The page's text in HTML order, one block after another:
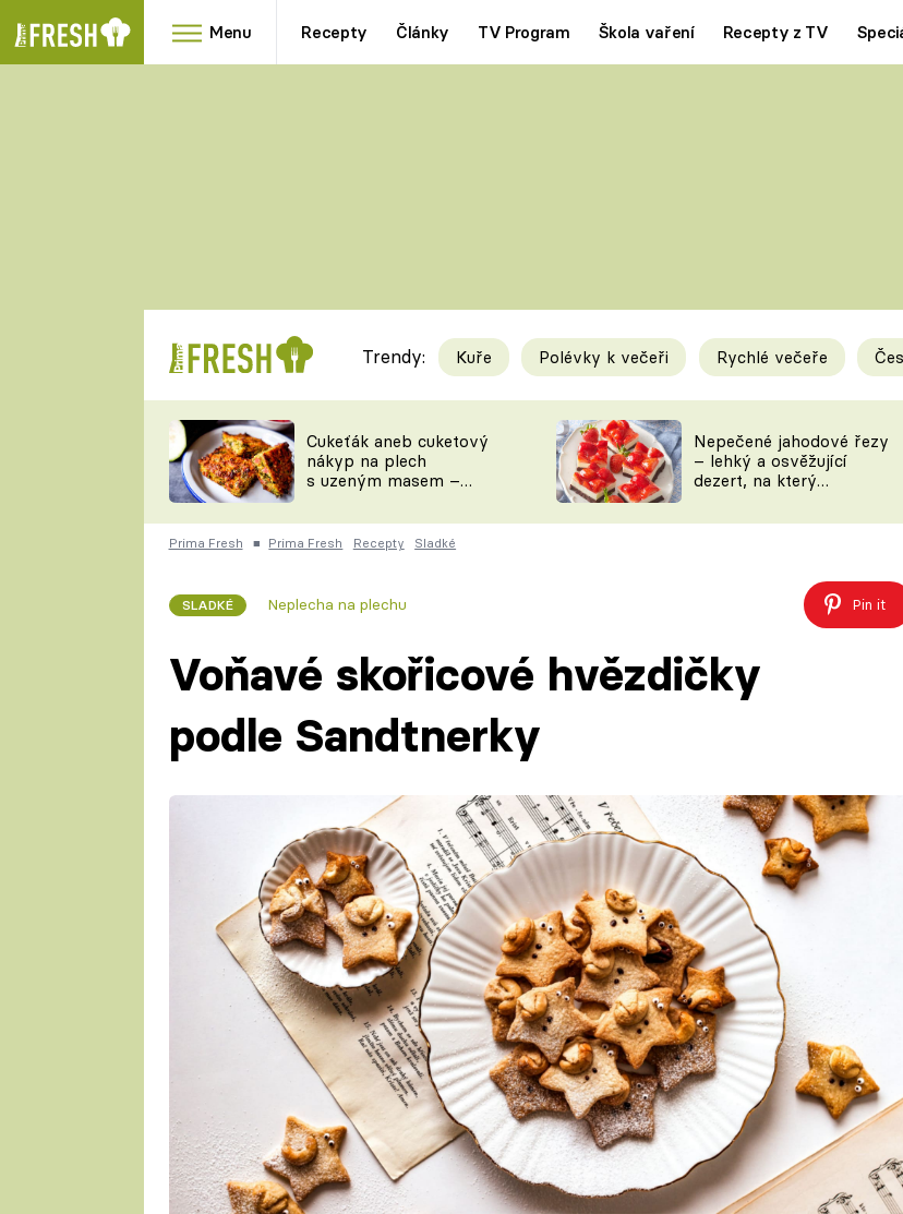
Menu Recepty Články TV Program Škola vaření Recepty z TV
RYCHLOVKY
Videorecepty
TEĎ VAŘÍ ŠÉF!
ČESKO NA TALÍŘI
KUCHAŘKA
Tipy a triky
KAM ZA JÍDLEM
VYCHYTÁVKY
Trendy: Kuře Polévky k večeři Rychlé večeře
Cukeťák aneb cuketový
nákyp na plech
s uzeným masem –
zpracovat přerostlé
cukety
Nepečené jahodové řezy
– lehký a osvěžující
dezert, na který
Prima Fresh ■ Prima Fresh Recepty Sladké
SLADKÉ Neplecha na plechu Pin it
Voňavé skořicové hvězdičky
podle Sandtnerky